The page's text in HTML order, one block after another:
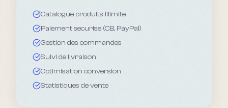
Catalogue produits illimite
Paiement securise (CB, PayPal)
Gestion des commandes
Suivi de livraison
Optimisation conversion
Statistiques de vente